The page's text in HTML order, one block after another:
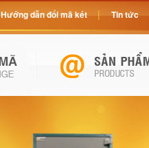
Hướng dẫn đổi mã két Tin tức